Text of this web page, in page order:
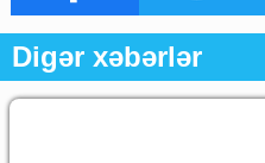
Digər xəbərlər